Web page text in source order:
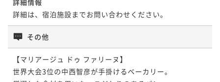
詳細は、宿泊施設までお問い合わせください。
その他
【マリアージュ ドゥ ファリーヌ】
世界大会3位の中西智彦が手掛けるベーカリー。